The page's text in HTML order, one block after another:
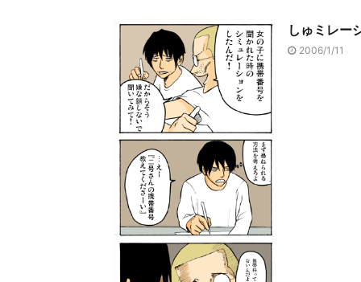
しゅミレー
2006/1/11